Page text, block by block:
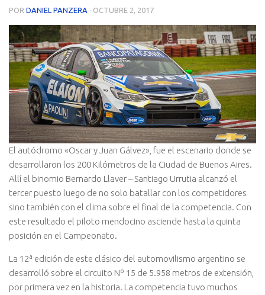
POR DANIEL PANZERA · OCTUBRE 2, 2017
El autódromo «Oscar y Juan Gálvez», fue el escenario donde se
desarrollaron los 200 Kilómetros de la Ciudad de Buenos Aires.
Allí el binomio Bernardo Llaver – Santiago Urrutia alcanzó el
tercer puesto luego de no solo batallar con los competidores
sino también con el clima sobre el final de la competencia. Con
este resultado el piloto mendocino asciende hasta la quinta
posición en el Campeonato.
La 12ª edición de este clásico del automovilismo argentino se
desarrolló sobre el circuito Nº 15 de 5.958 metros de extensión,
por primera vez en la historia. La competencia tuvo muchos